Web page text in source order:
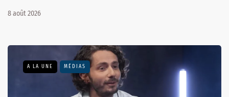
8 août 2026
A LA UNE MÉDIAS